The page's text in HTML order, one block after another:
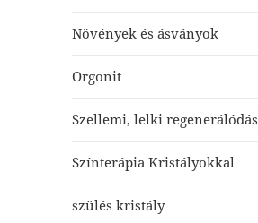
Növények és ásványok
Orgonit
Szellemi, lelki regenerálódás
Színterápia Kristályokkal
szülés kristály